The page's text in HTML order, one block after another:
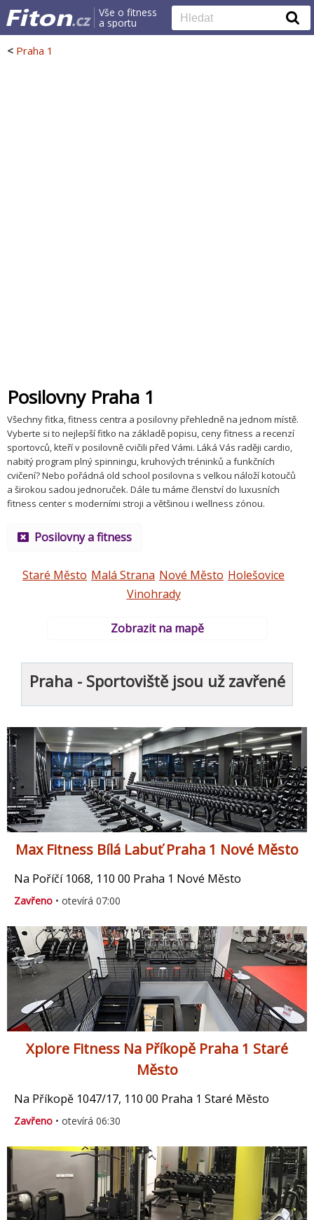
Vše o fitness
a sportu
< Praha 1
Posilovny Praha 1
Všechny fitka, fitness centra a posilovny přehledně na jednom místě.
Vyberte si to nejlepší fitko na základě popisu, ceny fitness a recenzí
sportovců, kteří v posilovně cvičili před Vámi. Láká Vás raději cardio,
nabitý program plný spinningu, kruhových tréninků a funkčních
cvičení? Nebo pořádná old school posilovna s velkou náloží kotoučů
a širokou sadou jednoruček. Dále tu máme členství do luxusních
fitness center s moderními stroji a většinou i wellness zónou.
Posilovny a fitness
Staré Město Malá Strana Nové Město Holešovice
Vinohrady
Zobrazit na mapě
Praha - Sportoviště jsou už zavřené
Max Fitness Bílá Labuť Praha 1 Nové Město
Na Poříčí 1068, 110 00 Praha 1 Nové Město
Zavřeno • otevírá 07:00
Xplore Fitness Na Příkopě Praha 1 Staré
Město
Na Příkopě 1047/17, 110 00 Praha 1 Staré Město
Zavřeno • otevírá 06:30